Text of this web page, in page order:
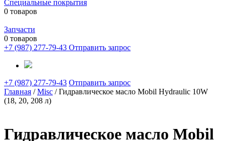
Специальные покрытия
0 товаров
Запчасти
0 товаров
+7 (987) 277-79-43 Отправить запрос
+7 (987) 277-79-43 Отправить запрос
Главная /Misc / Гидравлическое масло Mobil Hydraulic 10W
(18, 20, 208 л)
Гидравлическое масло Mobil